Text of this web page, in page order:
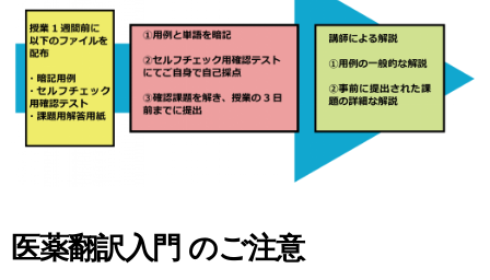
医薬翻訳入門 のご注意